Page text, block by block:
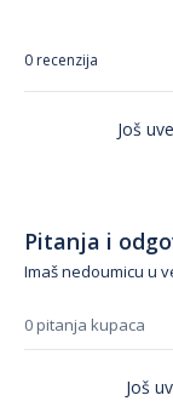
0 recenzija
Još
Pitanja i
Imaš nedoumicu u
0 pitanja kupaca
Još